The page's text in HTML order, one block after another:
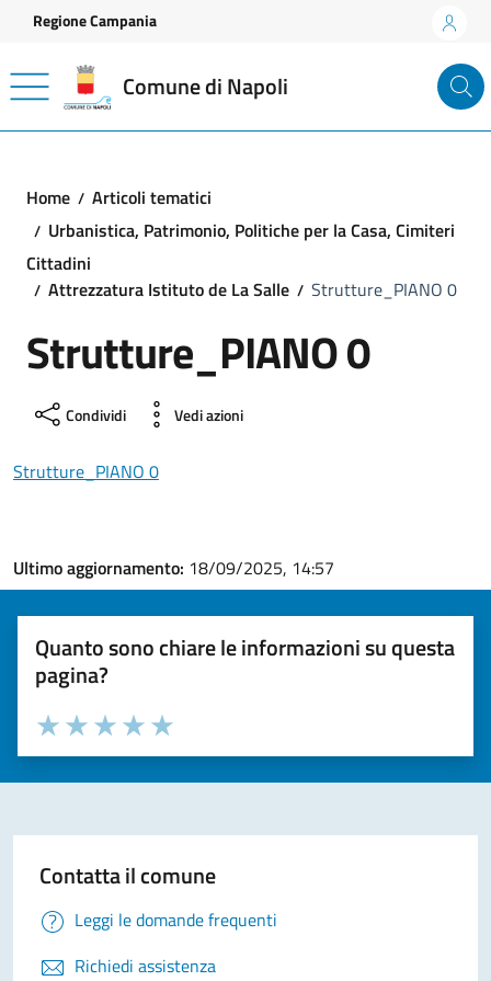
Vai ai contenuti
Vai al footer
Regione Campania
Comune di Napoli
Home
Articoli tematici
Urbanistica, Patrimonio, Politiche per la Casa, Cimiteri
Cittadini
Attrezzatura Istituto de La Salle
Strutture_PIANO 0
Strutture_PIANO 0
Condividi Vedi azioni
Strutture_PIANO 0
Ultimo aggiornamento: 18/09/2025, 14:57
Quanto sono chiare le informazioni su questa
pagina?
Valuta la chiarezza delle informazioni (da 1 a 5 stelle)
Seleziona il numero di stelle per valutare la chiarezza delle
Valuta 5 stelle su 5
Valuta 4 stelle su 5
Valuta 3 stelle su 5
Valuta 2 stelle su 5
Valuta 1 stelle su 5
Contatta il comune
Leggi le domande frequenti
Richiedi assistenza